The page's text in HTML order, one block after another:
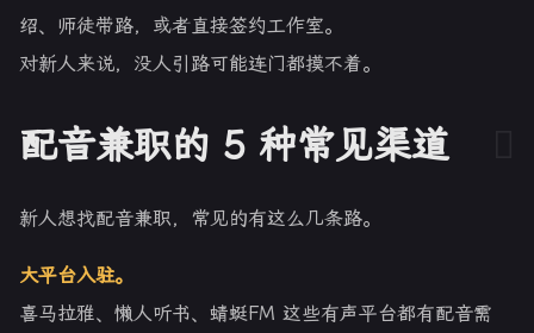
绍、师徒带路，或者直接签约工作室。
对新人来说，没人引路可能连门都摸不着。
配音兼职的 5 种常见渠道
新人想找配音兼职，常见的有这么几条路。
大平台入驻。
喜马拉雅、懒人听书、蜻蜓FM 这些有声平台都有配音需